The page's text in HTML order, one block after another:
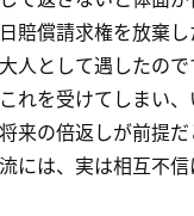
賠償請求権を放棄し
人として遇したの
れを受けてしまい
来の倍返しが前提
には、実は相互不